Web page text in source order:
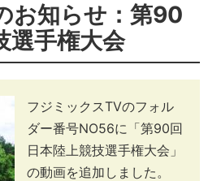
お知らせ：第90
選手権大会
フジミックスTVのフォル
ダー番号NO56に「第90回
日本陸上競技選手権大会」
の動画を追加しました。